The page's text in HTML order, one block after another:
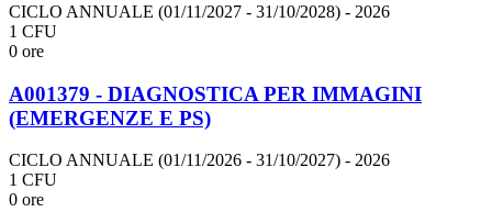
CICLO ANNUALE (01/11/2027 - 31/10/2028) - 2026
1 CFU
0 ore
A001379 - DIAGNOSTICA PER IMMAGINI
(EMERGENZE E PS)
CICLO ANNUALE (01/11/2026 - 31/10/2027) - 2026
1 CFU
0 ore